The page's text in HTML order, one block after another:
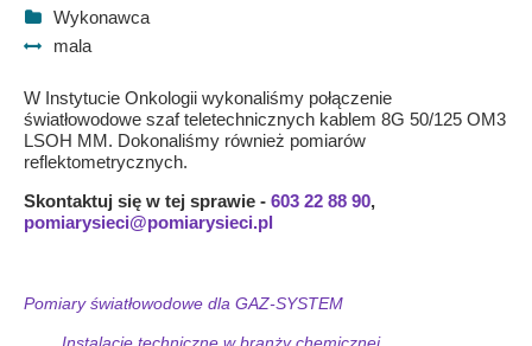
Wykonawca
mala
W Instytucie Onkologii wykonaliśmy połączenie
światłowodowe szaf teletechnicznych kablem 8G 50/125 OM3
LSOH MM. Dokonaliśmy również pomiarów
reflektometrycznych.
Skontaktuj się w tej sprawie - 603 22 88 90,
pomiarysieci@pomiarysieci.pl
Pomiary światłowodowe dla GAZ-SYSTEM